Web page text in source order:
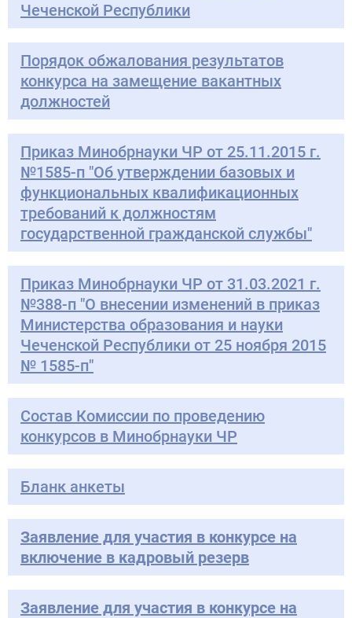
Чеченской Республики
Порядок обжалования результатов
конкурса на замещение вакантных
должностей
Приказ Минобрнауки ЧР от 25.11.2015 г.
№1585-п "Об утверждении базовых и
функциональных квалификационных
требований к должностям
государственной гражданской службы"
Приказ Минобрнауки ЧР от 31.03.2021 г.
№388-п "О внесении изменений в приказ
Министерства образования и науки
Чеченской Республики от 25 ноября 2015
№ 1585-п"
Состав Комиссии по проведению
конкурсов в Минобрнауки ЧР
Бланк анкеты
Заявление для участия в конкурсе на
включение в кадровый резерв
Заявление для участия в конкурсе на